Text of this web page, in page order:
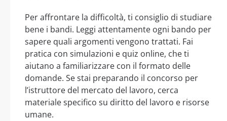
Per affrontare la difficoltà, ti consiglio di studiare
bene i bandi. Leggi attentamente ogni bando per
sapere quali argomenti vengono trattati. Fai
pratica con simulazioni e quiz online, che ti
aiutano a familiarizzare con il formato delle
domande. Se stai preparando il concorso per
l’istruttore del mercato del lavoro, cerca
materiale specifico su diritto del lavoro e risorse
umane.